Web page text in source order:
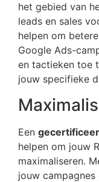
het gebied van
leads en sales
helpen om
Google Ads-
en tactieken toe
jouw specifieke
Een
helpen om jouw
maximaliseren.
jouw